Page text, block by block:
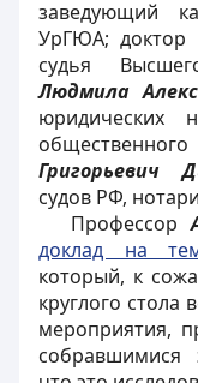
заведующий
УрГЮА; доктор
судья
Людмила
юридических
Григорьевич
судов РФ,
Профессор
доклад на
который, к
круглого стола
мероприятия,
собравшимися